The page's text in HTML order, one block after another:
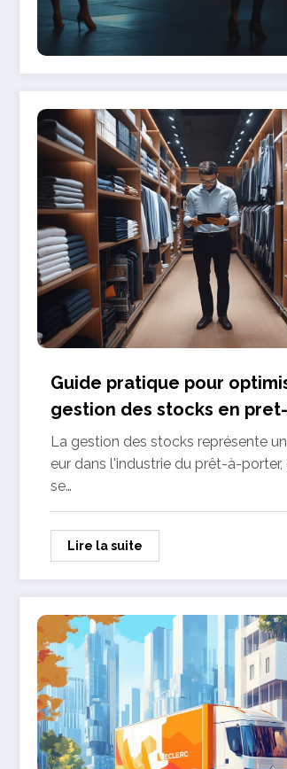
Guide pratique pour
gestion des stocks en
porter
La gestion des stocks représente
eur dans l'industrie du prêt-à-porter,
se…
Lire la suite